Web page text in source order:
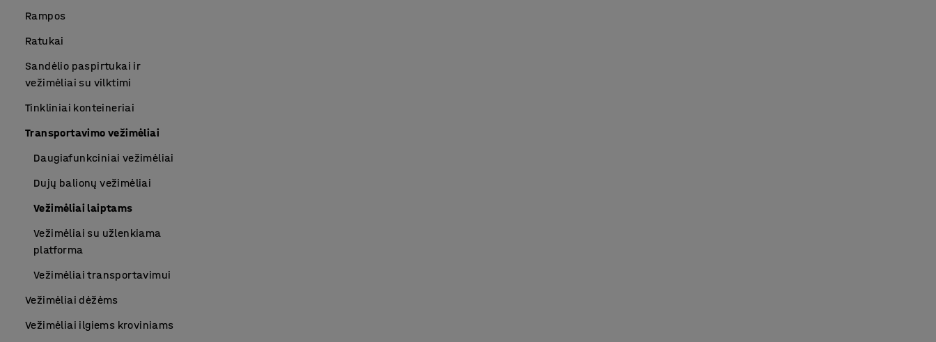
Rampos
Ratukai
Sandėlio paspirtukai ir
vežimėliai su vilktimi
Tinkliniai konteineriai
Transportavimo vežimėliai
Daugiafunkciniai vežimėliai
Dujų balionų vežimėliai
Vežimėliai laiptams
Vežimėliai su užlenkiama
platforma
Vežimėliai transportavimui
Vežimėliai dėžėms
Vežimėliai ilgiems kroviniams